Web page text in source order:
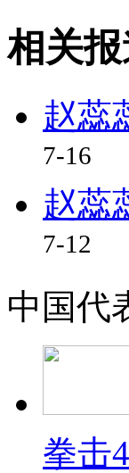
相关报
赵蕊
7-16
赵蕊
7-12
中国代
拳击